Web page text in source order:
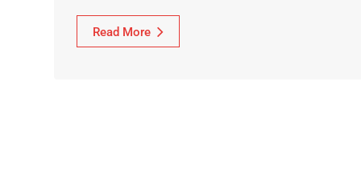
Read More